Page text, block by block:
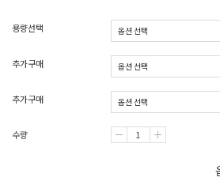
용량선택
추가구매
추가구매
수량